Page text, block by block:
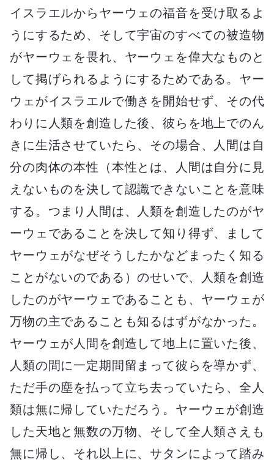
イスラエルからヤーウェの福音を受け取るよ
うにするため、そして宇宙のすべての被造物
がヤーウェを畏れ、ヤーウェを偉大なものと
して掲げられるようにするためである。ヤー
ウェがイスラエルで働きを開始せず、その代
わりに人類を創造した後、彼らを地上でのん
きに生活させていたら、その場合、人間は自
分の肉体の本性（本性とは、人間は自分に見
えないものを決して認識できないことを意味
する。つまり人間は、人類を創造したのがヤ
ーウェであることを決して知り得ず、まして
ヤーウェがなぜそうしたかなどまったく知る
ことがないのである）のせいで、人類を創造
したのがヤーウェであることも、ヤーウェが
万物の主であることも知るはずがなかった。
ヤーウェが人間を創造して地上に置いた後、
人類の間に一定期間留まって彼らを導かず、
ただ手の塵を払って立ち去っていたら、全人
類は無に帰していただろう。ヤーウェが創造
した天地と無数の万物、そして全人類さえも
無に帰し、それ以上に、サタンによって踏み